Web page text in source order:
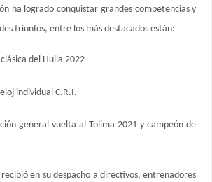
ha logrado conquistar grandes competencias y
triunfos, entre los más destacados están:
del Huila 2022
individual C.R.I.
general vuelta al Tolima 2021 y campeón de
en su despacho a directivos, entrenadores